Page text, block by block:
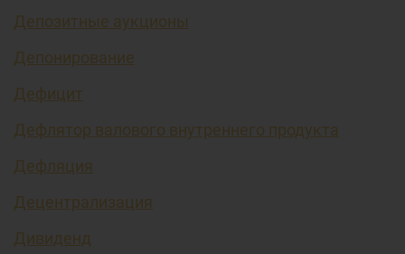
Депозитные аукционы
Депонирование
Дефицит
Дефлятор валового внутреннего продукта
Дефляция
Децентрализация
Дивиденд